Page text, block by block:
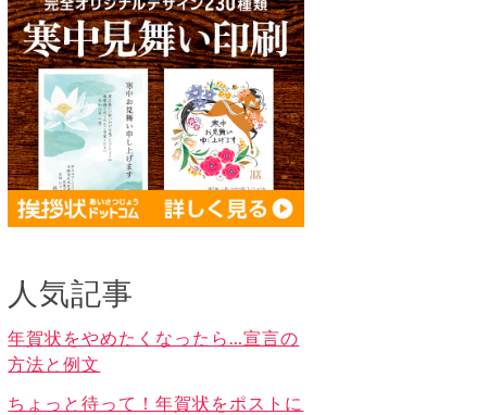
人気記事
年賀状をやめたくなったら…宣言の
方法と例文
ちょっと待って！年賀状をポストに